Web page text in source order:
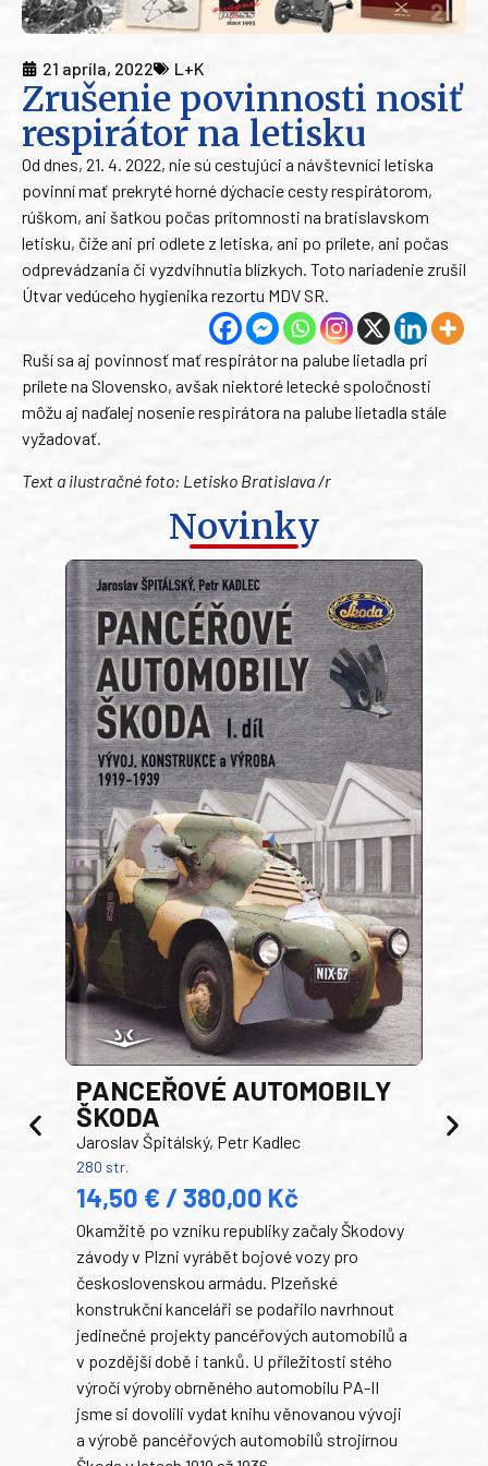
21 apríla, 2022 L+K
Zrušenie povinnosti nosiť
respirátor na letisku
Od dnes, 21. 4. 2022, nie sú cestujúci a návštevníci letiska
povinní mať prekryté horné dýchacie cesty respirátorom,
rúškom, ani šatkou počas prítomnosti na bratislavskom
letisku, čiže ani pri odlete z letiska, ani po prílete, ani počas
odprevádzania či vyzdvihnutia blízkych. Toto nariadenie zrušil
Útvar vedúceho hygienika rezortu MDV SR.
Ruší sa aj povinnosť mať respirátor na palube lietadla pri
prílete na Slovensko, avšak niektoré letecké spoločnosti
môžu aj naďalej nosenie respirátora na palube lietadla stále
vyžadovať.
Text a ilustračné foto: Letisko Bratislava /r
Novinky
PANCEŘOVÉ AUTOMOBILY
ŠKODA
Jaroslav Špitálský, Petr Kadlec
280 str.
14,50 € / 380,00 Kč
Okamžitě po vzniku republiky začaly Škodovy
závody v Plzni vyrábět bojové vozy pro
československou armádu. Plzeňské
konstrukční kanceláři se podařilo navrhnout
jedinečné projekty pancéřových automobilů a
v pozdější době i tanků. U příležitosti stého
výročí výroby obrněného automobilu PA-II
jsme si dovolili vydat knihu věnovanou vývoji
a výrobě pancéřových automobilů strojírnou